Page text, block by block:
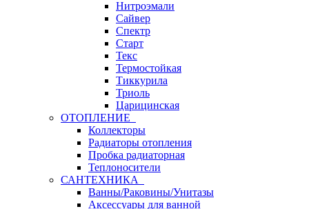
Нитроэмали
Сайвер
Спектр
Старт
Текс
Термостойкая
Тиккурила
Триоль
Царицинская
ОТОПЛЕНИЕ
Коллекторы
Радиаторы отопления
Пробка радиаторная
Теплоносители
САНТЕХНИКА
Ванны/Раковины/Унитазы
Аксессуары для ванной